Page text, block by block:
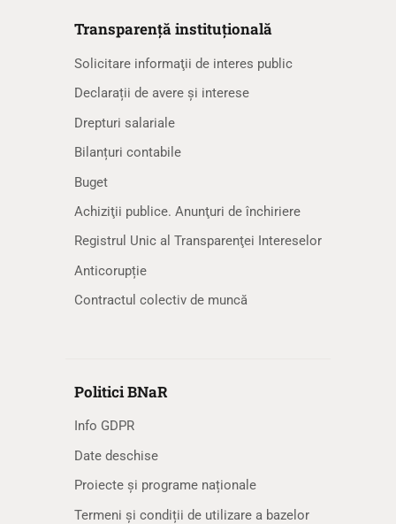
Transparență instituțională
Solicitare informaţii de interes public
Declarații de avere și interese
Drepturi salariale
Bilanțuri contabile
Buget
Achiziţii publice. Anunţuri de închiriere
Registrul Unic al Transparenţei Intereselor
Anticorupție
Contractul colectiv de muncă
Politici BNaR
Info GDPR
Date deschise
Proiecte și programe naționale
Termeni și condiții de utilizare a bazelor